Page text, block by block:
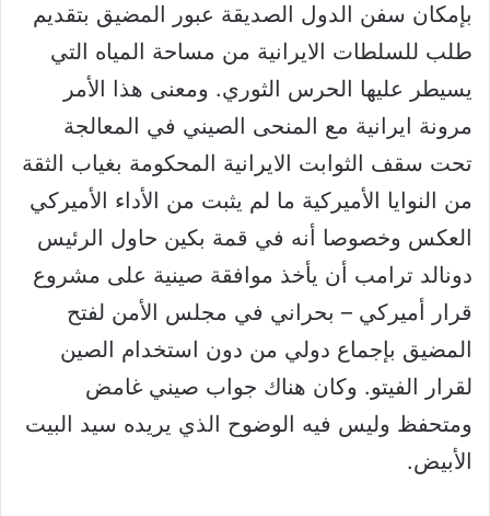
بإمكان سفن الدول الصديقة عبور المضيق بتقديم
طلب للسلطات الايرانية من مساحة المياه التي
يسيطر عليها الحرس الثوري. ومعنى هذا الأمر
مرونة ايرانية مع المنحى الصيني في المعالجة
تحت سقف الثوابت الايرانية المحكومة بغياب الثقة
من النوايا الأميركية ما لم يثبت من الأداء الأميركي
العكس وخصوصا أنه في قمة بكين حاول الرئيس
دونالد ترامب أن يأخذ موافقة صينية على مشروع
قرار أميركي – بحراني في مجلس الأمن لفتح
المضيق بإجماع دولي من دون استخدام الصين
لقرار الفيتو. وكان هناك جواب صيني غامض
ومتحفظ وليس فيه الوضوح الذي يريده سيد البيت
الأبيض.